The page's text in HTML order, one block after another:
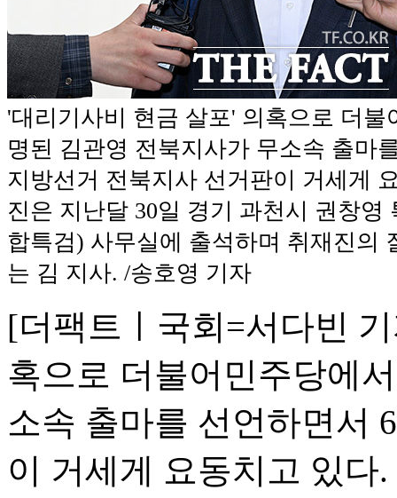
'대리기사비 현금 살포' 의혹으로 더불
명된 김관영 전북지사가 무소속 출마
지방선거 전북지사 선거판이 거세게
진은 지난달 30일 경기 과천시 권창영
합특검) 사무실에 출석하며 취재진의
는 김 지사. /송호영 기자
[더팩트ㅣ국회=서다빈
혹으로 더불어민주당에
소속 출마를 선언하면서
이 거세게 요동치고 있다